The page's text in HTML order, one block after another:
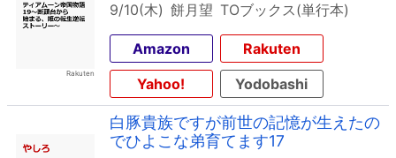
9/10(木) 餅月望 TOブックス(単行本)
Amazon
Rakuten
Yahoo!
Yodobashi
白豚貴族ですが前世の記憶が生えたの
でひよこな弟育てます17